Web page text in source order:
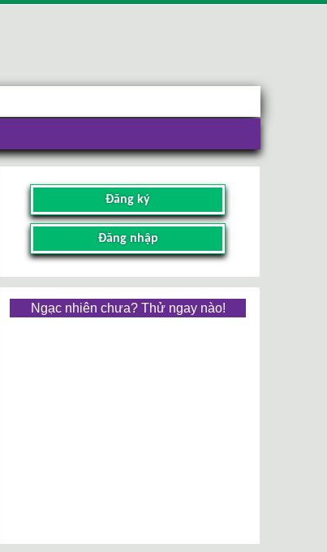
Đăng ký
Đăng nhập
Ngạc nhiên chưa? Thử ngay nào!